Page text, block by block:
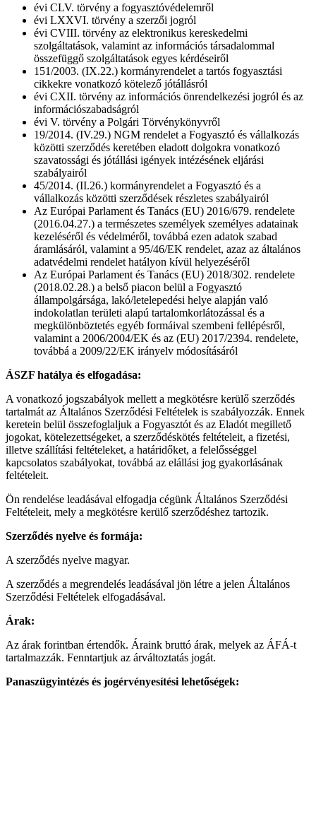
évi CLV. törvény a fogyasztóvédelemről
évi LXXVI. törvény a szerzői jogról
évi CVIII. törvény az elektronikus kereskedelmi
szolgáltatások, valamint az információs társadalommal
összefüggő szolgáltatások egyes kérdéseiről
151/2003. (IX.22.) kormányrendelet a tartós fogyasztási
cikkekre vonatkozó kötelező jótállásról
évi CXII. törvény az információs önrendelkezési jogról és az
információszabadságról
évi V. törvény a Polgári Törvénykönyvről
19/2014. (IV.29.) NGM rendelet a Fogyasztó és vállalkozás
közötti szerződés keretében eladott dolgokra vonatkozó
szavatossági és jótállási igények intézésének eljárási
szabályairól
45/2014. (II.26.) kormányrendelet a Fogyasztó és a
vállalkozás közötti szerződések részletes szabályairól
Az Európai Parlament és Tanács (EU) 2016/679. rendelete
(2016.04.27.) a természetes személyek személyes adatainak
kezeléséről és védelméről, továbbá ezen adatok szabad
áramlásáról, valamint a 95/46/EK rendelet, azaz az általános
adatvédelmi rendelet hatályon kívül helyezéséről
Az Európai Parlament és Tanács (EU) 2018/302. rendelete
(2018.02.28.) a belső piacon belül a Fogyasztó
állampolgársága, lakó/letelepedési helye alapján való
indokolatlan területi alapú tartalomkorlátozással és a
megkülönböztetés egyéb formáival szembeni fellépésről,
valamint a 2006/2004/EK és az (EU) 2017/2394. rendelete,
továbbá a 2009/22/EK irányelv módosításáról
ÁSZF hatálya és elfogadása:
A vonatkozó jogszabályok mellett a megkötésre kerülő szerződés
tartalmát az Általános Szerződési Feltételek is szabályozzák. Ennek
keretein belül összefoglaljuk a Fogyasztót és az Eladót megillető
jogokat, kötelezettségeket, a szerződéskötés feltételeit, a fizetési,
illetve szállítási feltételeket, a határidőket, a felelősséggel
kapcsolatos szabályokat, továbbá az elállási jog gyakorlásának
feltételeit.
Ön rendelése leadásával elfogadja cégünk Általános Szerződési
Feltételeit, mely a megkötésre kerülő szerződéshez tartozik.
Szerződés nyelve és formája:
A szerződés nyelve magyar.
A szerződés a megrendelés leadásával jön létre a jelen Általános
Szerződési Feltételek elfogadásával.
Árak:
Az árak forintban értendők. Áraink bruttó árak, melyek az ÁFÁ-t
tartalmazzák. Fenntartjuk az árváltoztatás jogát.
Panaszügyintézés és jogérvényesítési lehetőségek: